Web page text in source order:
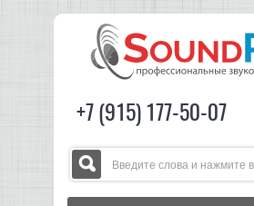
+7 (915) 177-50-07